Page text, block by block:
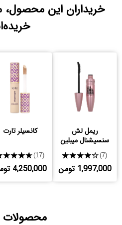
خریداران این محصول،
ریمل لش
سنسیشنال میبلین
★★★★★(7)
1,997,000 تومن
کانسیلر تارت
(17)
4,250,000 تومن
محصولات